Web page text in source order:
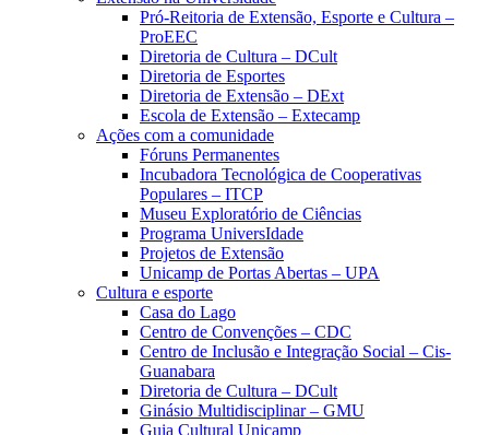
Pró-Reitoria de Extensão, Esporte e Cultura –
ProEEC
Diretoria de Cultura – DCult
Diretoria de Esportes
Diretoria de Extensão – DExt
Escola de Extensão – Extecamp
Ações com a comunidade
Fóruns Permanentes
Incubadora Tecnológica de Cooperativas
Populares – ITCP
Museu Exploratório de Ciências
Programa UniversIdade
Projetos de Extensão
Unicamp de Portas Abertas – UPA
Cultura e esporte
Casa do Lago
Centro de Convenções – CDC
Centro de Inclusão e Integração Social – Cis-
Guanabara
Diretoria de Cultura – DCult
Ginásio Multidisciplinar – GMU
Guia Cultural Unicamp